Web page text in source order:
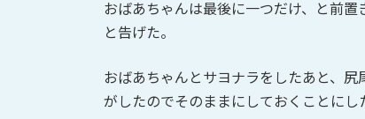
おばあちゃんは最後に一つだけ、と前置
と告げた。
おばあちゃんとサヨナラをしたあと、
がしたのでそのままにしておくことにし